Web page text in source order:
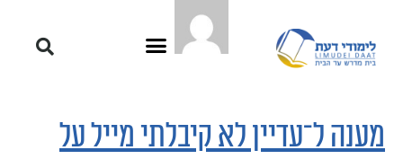
מענה ל־עדיין לא קיבלתי מייל על